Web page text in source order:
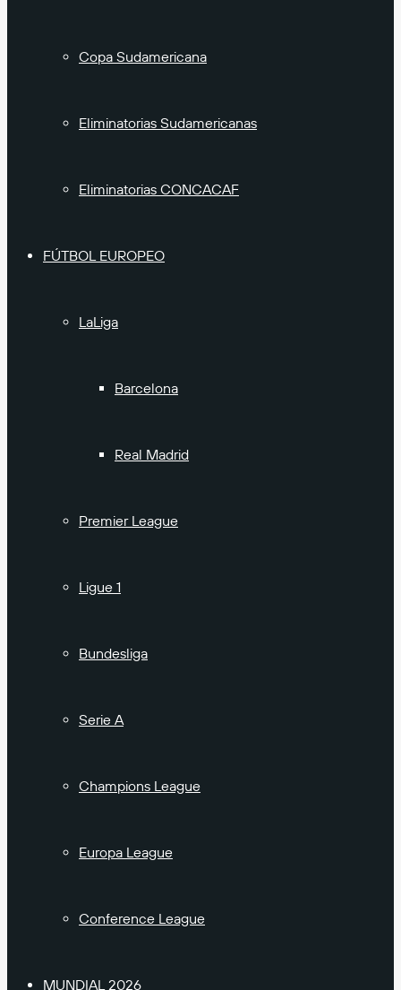
Copa Sudamericana
Eliminatorias Sudamericanas
Eliminatorias CONCACAF
FÚTBOL EUROPEO
LaLiga
Barcelona
Real Madrid
Premier League
Ligue 1
Bundesliga
Serie A
Champions League
Europa League
Conference League
MUNDIAL 2026